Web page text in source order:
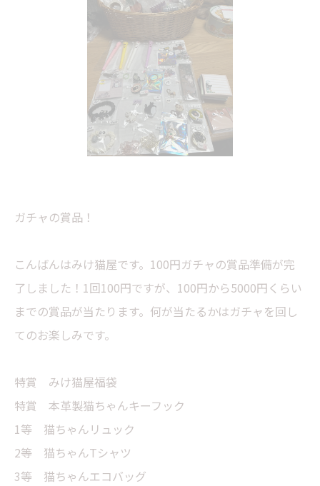
ガチャの賞品！
こんばんはみけ猫屋です。100円ガチャの賞品準備が完
了しました！1回100円ですが、100円から5000円くらい
までの賞品が当たります。何が当たるかはガチャを回し
てのお楽しみです。
特賞 みけ猫屋福袋
特賞 本革製猫ちゃんキーフック
1等 猫ちゃんリュック
2等 猫ちゃんTシャツ
3等 猫ちゃんエコバッグ